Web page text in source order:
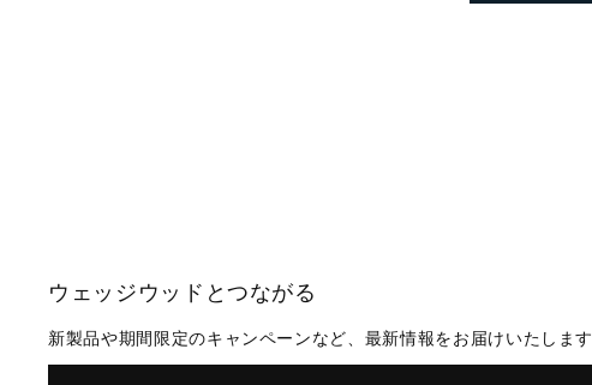
ウェッジウッドとつながる
新製品や期間限定のキャンペーンなど、最新情報をお届けいたします